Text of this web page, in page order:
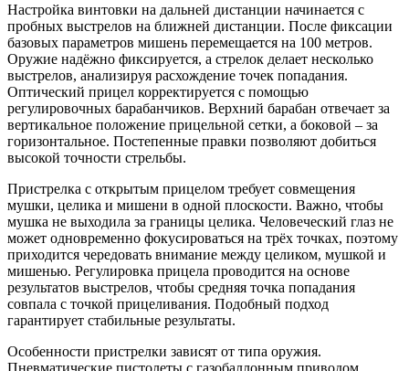
Настройка винтовки на дальней дистанции начинается с
пробных выстрелов на ближней дистанции. После фиксации
базовых параметров мишень перемещается на 100 метров.
Оружие надёжно фиксируется, а стрелок делает несколько
выстрелов, анализируя расхождение точек попадания.
Оптический прицел корректируется с помощью
регулировочных барабанчиков. Верхний барабан отвечает за
вертикальное положение прицельной сетки, а боковой – за
горизонтальное. Постепенные правки позволяют добиться
высокой точности стрельбы.
Пристрелка с открытым прицелом требует совмещения
мушки, целика и мишени в одной плоскости. Важно, чтобы
мушка не выходила за границы целика. Человеческий глаз не
может одновременно фокусироваться на трёх точках, поэтому
приходится чередовать внимание между целиком, мушкой и
мишенью. Регулировка прицела проводится на основе
результатов выстрелов, чтобы средняя точка попадания
совпала с точкой прицеливания. Подобный подход
гарантирует стабильные результаты.
Особенности пристрелки зависят от типа оружия.
Пневматические пистолеты с газобаллонным приводом